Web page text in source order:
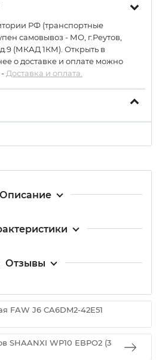
РФ (транспортные
самовывоз - МО, г.Реутов,
(МКАД 1КМ). Открыть в
о доставке и оплате можно
Доставка и оплата.
Описание
Отзывы
FAW J6 CA6DM2-42E51
SHAANXI WP10 ЕВРО2 (3